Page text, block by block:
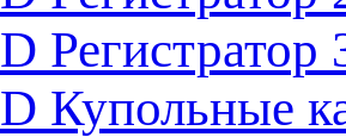
Регистратор
Купольные